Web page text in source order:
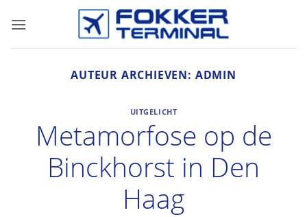
naar
AUTEUR ARCHIEVEN: ADMIN
UITGELICHT
Metamorfose op de
Binckhorst in Den
Haag